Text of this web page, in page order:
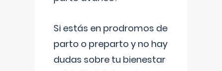
Si estás en prodromos de
parto o preparto y no hay
dudas sobre tu bienestar